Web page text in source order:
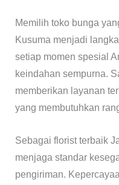
Memilih toko bunga
Kusuma menjadi
setiap momen spesial
keindahan sempurna.
memberikan layanan
yang membutuhkan
Sebagai florist terbaik
menjaga standar
pengiriman.